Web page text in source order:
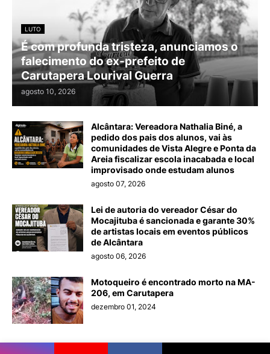
LUTO
É com profunda tristeza, anunciamos o
falecimento do ex-prefeito de
Carutapera Lourival Guerra
agosto 10, 2026
Alcântara: Vereadora Nathalia Biné, a
pedido dos pais dos alunos, vai às
comunidades de Vista Alegre e Ponta da
Areia fiscalizar escola inacabada e local
improvisado onde estudam alunos
agosto 07, 2026
Lei de autoria do vereador César do
Mocajituba é sancionada e garante 30%
de artistas locais em eventos públicos
de Alcântara
agosto 06, 2026
Motoqueiro é encontrado morto na MA-
206, em Carutapera
dezembro 01, 2024